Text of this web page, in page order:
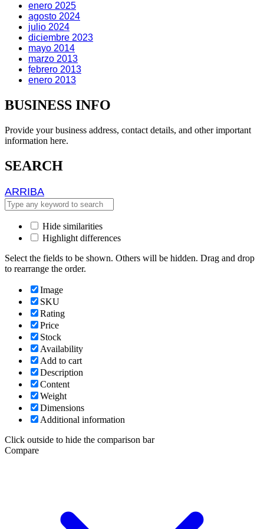
enero 2025
agosto 2024
julio 2024
diciembre 2023
mayo 2014
marzo 2013
febrero 2013
enero 2013
BUSINESS INFO
Provide your business address, contact details, and other important
information here.
SEARCH
ARRIBAARRIBA
Hide similarities
Highlight differences
Select the fields to be shown. Others will be hidden. Drag and drop
to rearrange the order.
Image
SKU
Rating
Price
Stock
Availability
Add to cart
Description
Content
Weight
Dimensions
Additional information
Click outside to hide the comparison bar
Compare